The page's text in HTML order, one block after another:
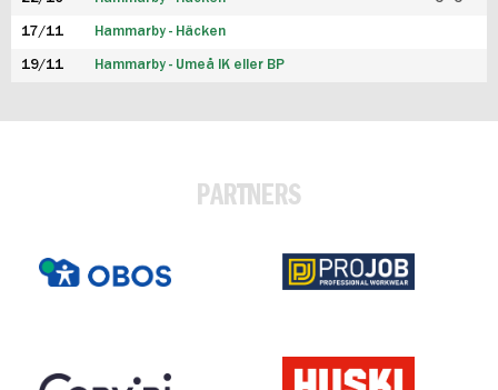
17/11 Hammarby - Häcken
19/11 Hammarby - Umeå IK eller BP
PARTNERS